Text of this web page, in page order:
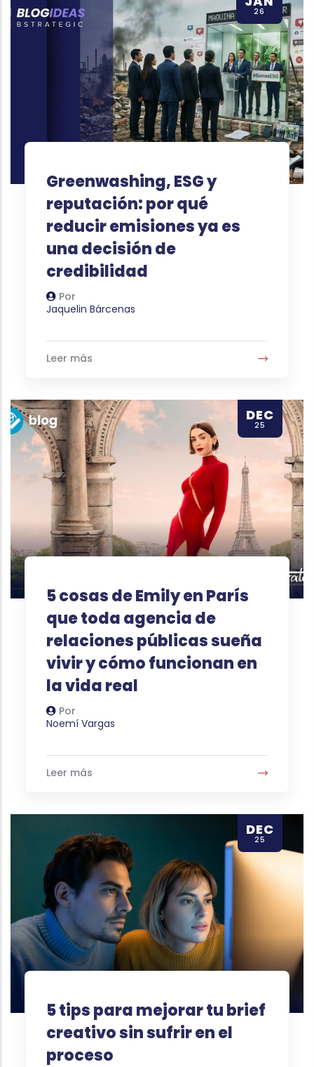
26
Greenwashing, ESG y
reputación: por qué
reducir emisiones ya es
una decisión de
credibilidad
Por
Autor
Jaquelin Bárcenas
Leer más
DEC
25
5 cosas de Emily en París
que toda agencia de
relaciones públicas sueña
vivir y cómo funcionan en
la vida real
Por
Autor
Noemí Vargas
Leer más
DEC
25
5 tips para mejorar tu brief
creativo sin sufrir en el
proceso